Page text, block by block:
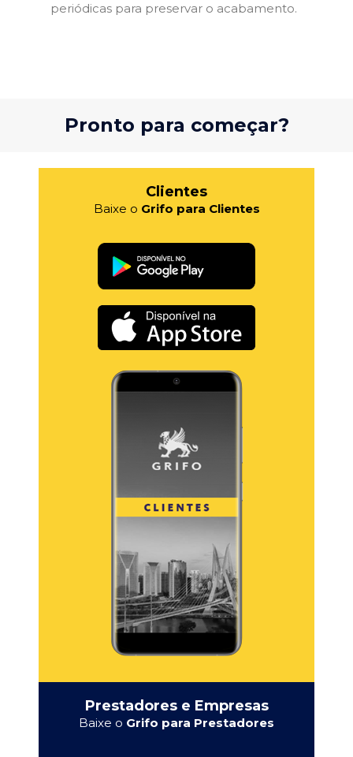
periódicas para preservar o acabamento.
Pronto para começar?
Clientes
Baixe o Grifo para Clientes
Prestadores e Empresas
Baixe o Grifo para Prestadores